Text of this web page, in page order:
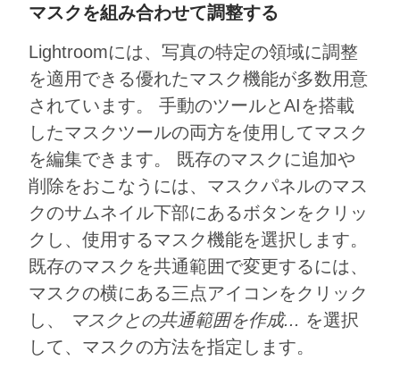
マスクを組み合わせて調整する
Lightroomには、写真の特定の領域に調整
を適用できる優れたマスク機能が多数用意
されています。 手動のツールとAIを搭載
したマスクツールの両方を使用してマスク
を編集できます。 既存のマスクに追加や
削除をおこなうには、マスクパネルのマス
クのサムネイル下部にあるボタンをクリッ
クし、使用するマスク機能を選択します。
既存のマスクを共通範囲で変更するには、
マスクの横にある三点アイコンをクリック
し、
マスクとの共通範囲を作成... を選択
して、マスクの方法を指定します。